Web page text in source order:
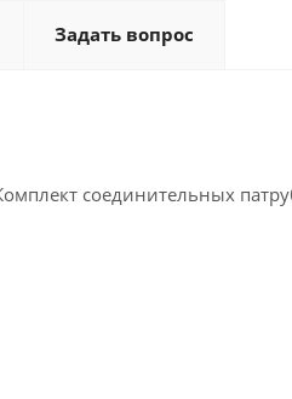
Задать вопрос
соединительных